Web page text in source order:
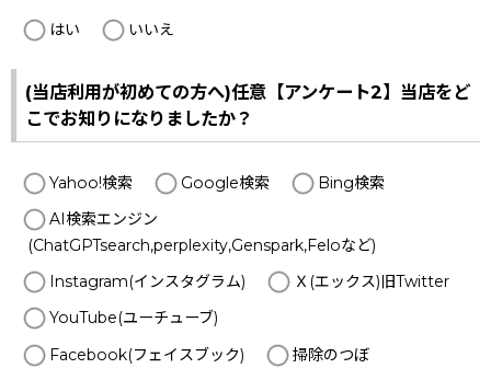
はい いいえ
(当店利用が初めての方へ)任意【アンケート2】当店をど
こでお知りになりましたか？
Yahoo!検索 Google検索
Bing検索
AI検索エンジン
(ChatGPTsearch,perplexity,Genspark,Feloなど)
Instagram(インスタグラム)
Ｘ(エックス)旧Twitter
YouTube(ユーチューブ)
Facebook(フェイスブック)
掃除のつぼ